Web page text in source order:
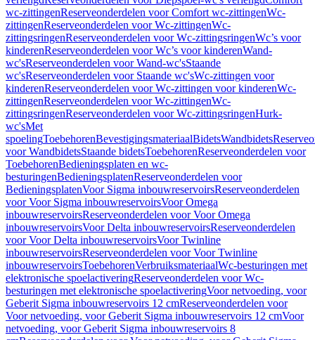
wc-zittingenReserveonderdelen voor Comfort wc-zittingenWc-
zittingenReserveonderdelen voor Wc-zittingenWc-
zittingsringenReserveonderdelen voor Wc-zittingsringenWc’s voor
kinderenReserveonderdelen voor Wc’s voor kinderenWand-
wc'sReserveonderdelen voor Wand-wc'sStaande
wc'sReserveonderdelen voor Staande wc'sWc-zittingen voor
kinderenReserveonderdelen voor Wc-zittingen voor kinderenWc-
zittingenReserveonderdelen voor Wc-zittingenWc-
zittingsringenReserveonderdelen voor Wc-zittingsringenHurk-
wc'sMet
spoelingToebehorenBevestigingsmateriaalBidetsWandbidets
voor WandbidetsStaande bidetsToebehorenReserveonderdelen voor
ToebehorenBedieningsplaten en wc-
besturingenBedieningsplatenReserveonderdelen voor
BedieningsplatenVoor Sigma inbouwreservoirsReserveonderdelen
voor Voor Sigma inbouwreservoirsVoor Omega
inbouwreservoirsReserveonderdelen voor Voor Omega
inbouwreservoirsVoor Delta inbouwreservoirsReserveonderdelen
voor Voor Delta inbouwreservoirsVoor Twinline
inbouwreservoirsReserveonderdelen voor Voor Twinline
inbouwreservoirsToebehorenVerbruiksmateriaalWc-besturingen met
elektronische spoelactiveringReserveonderdelen voor Wc-
besturingen met elektronische spoelactiveringVoor netvoeding, voor
Geberit Sigma inbouwreservoirs 12 cmReserveonderdelen voor
Voor netvoeding, voor Geberit Sigma inbouwreservoirs 12 cmVoor
netvoeding, voor Geberit Sigma inbouwreservoirs 8